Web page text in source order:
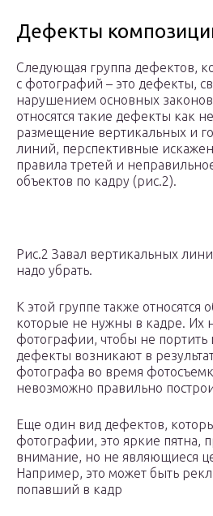
Дефекты
Следующая группа дефектов,
с фотографий – это дефекты,
нарушением основных
относятся такие дефекты как
размещение вертикальных и
линий, перспективные
правила третей и
объектов по кадру (рис.2).
Рис.2 Завал вертикальных
надо убрать.
К этой группе также относятся
которые не нужны в кадре. Их
фотографии, чтобы не
дефекты возникают в
фотографа во время
невозможно правильно
Еще один вид дефектов,
фотографии, это яркие пятна,
внимание, но не являющиеся
Например, это может быть
попавший в кадр